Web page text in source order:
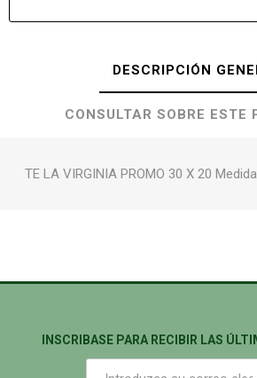
DESCRIPCIÓN
CONSULTAR SOBRE ESTE
TE LA VIRGINIA PROMO 30 X 20
INSCRIBASE PARA RECIBIR LAS